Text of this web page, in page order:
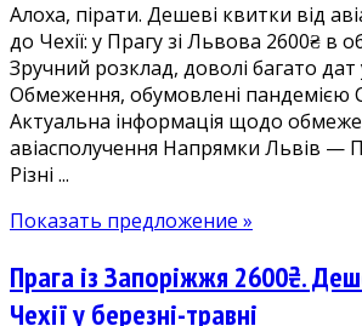
до
Чехії
у
серпні-
жовтні
Алоха, пірати. Дешеві квитки від
до Чехії: у Прагу зі Львова 2600₴ в
Зручний розклад, доволі багато дат
Обмеження, обумовлені пандемією
Актуальна інформація щодо
авіасполучення Напрямки Львів —
Різні ...
Показать предложение »
Прага із Запоріжжя 2600₴.
Чехії у березні-травні